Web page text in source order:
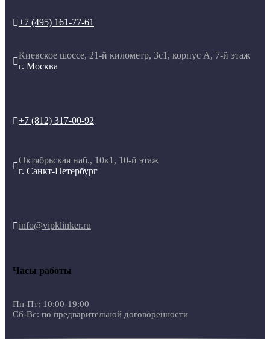
+7 (495) 161-77-61

Киевское шоссе, 21-й километр, 3с1, корпус А, 7-й этаж
г. Москва
+7 (812) 317-00-92

Октябрьская наб., 10к1, 10-й этаж
г. Санкт-Петербург
info@vipklinker.ru
Часы работы
Пн-Пт: 10:00-19:00
Сб-Вс: по предварительной договоренности